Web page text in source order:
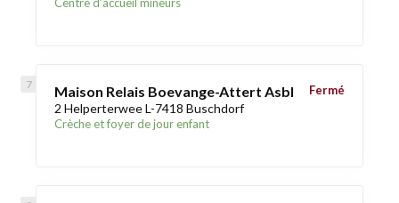
Maison Relais Boevange-Attert Asbl
2 Helperterwee L-7418 Buschdorf
Crèche et foyer de jour enfant
Fermé